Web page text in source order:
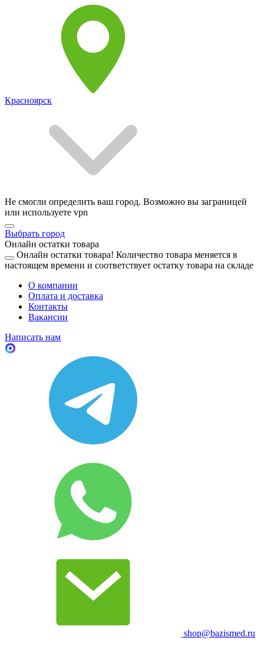
Красноярск
Не смогли определить ваш город. Возможно вы заграницей
или используете vpn
Выбрать город
Онлайн остатки товара
Онлайн остатки товара! Количество товара меняется в
настоящем времени и соответствует остатку товара на складе
О компании
Оплата и доставка
Контакты
Вакансии
Написать нам
shop@bazismed.ru